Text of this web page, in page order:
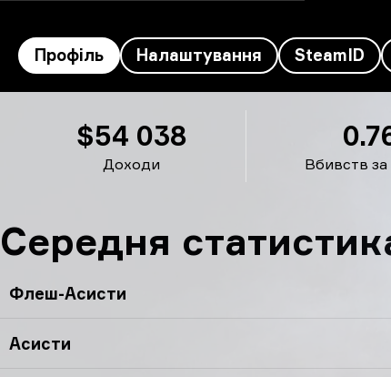
Профіль Налаштування SteamID
Доходи
$54 038
Вбивств
Середня
Флеш-Асисти
Асисти